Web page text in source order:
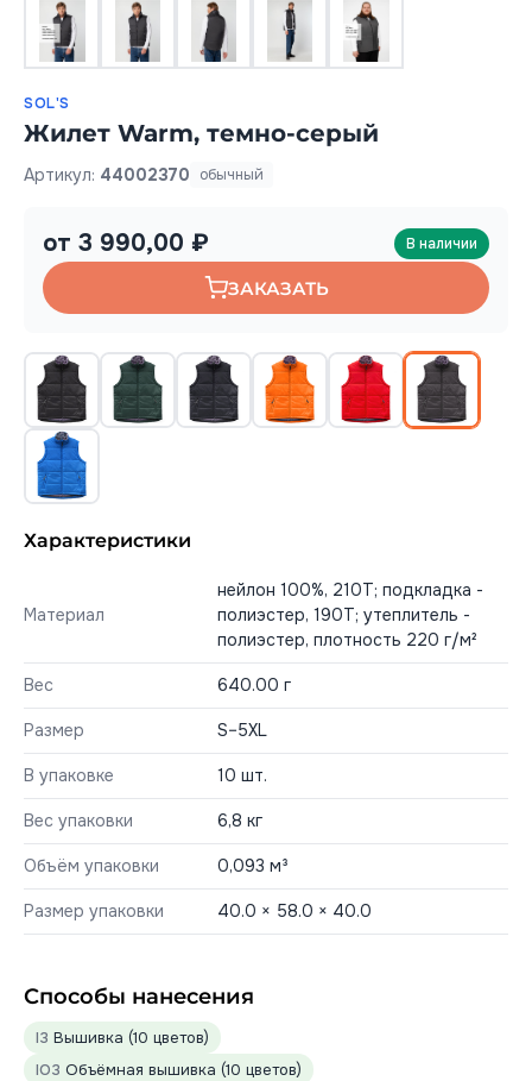
SOL'S
Жилет Warm, темно-серый
Артикул: 44002370 обычный
от 3 990,00 ₽ В наличии
ЗАКАЗАТЬ
Характеристики
Материал
нейлон 100%, 210Т; подкладка -
полиэстер, 190T; утеплитель -
полиэстер, плотность 220 г/м²
Вес 640.00 г
Размер S–5XL
В упаковке 10 шт.
Вес упаковки 6,8 кг
Объём упаковки 0,093 м³
Размер упаковки 40.0 × 58.0 × 40.0
Способы нанесения
I3 Вышивка (10 цветов)
IO3 Объёмная вышивка (10 цветов)